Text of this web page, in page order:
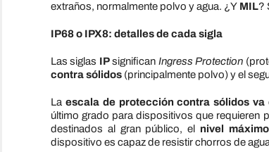
extraños, normalmente polvo y agua. ¿Y MIL?
IP68 o IPX8: detalles de cada sigla
Las siglas IPsignifican Ingress Protection
contra sólidos(principalmente polvo) y el
La escala de protección contra sólidos va
último grado para dispositivos que requieren
destinados al gran público, el nivel
dispositivo es capaz de resistir chorros de